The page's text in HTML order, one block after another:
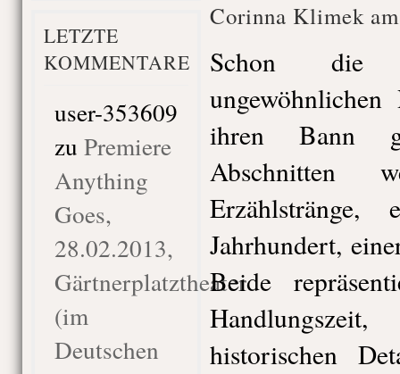
LETZTE
KOMMENTARE
user-353609
zu Premiere
Anything
Goes,
28.02.2013,
Gärtnerplatztheater
(im
Deutschen
Corinna Klimek
Schon die
ihren Bann
Abschnitten
Jahrhundert,
Beide
historischen